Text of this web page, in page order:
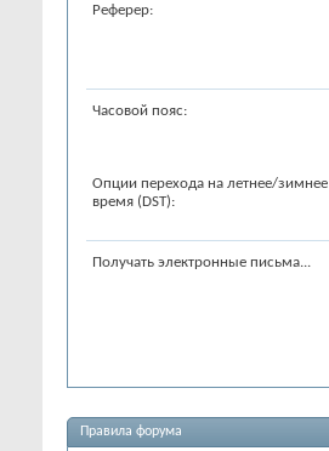
Реферер:
Часовой пояс:
Опции перехода на летнее/зимнее
время (DST):
Получать электронные письма...
Правила форума